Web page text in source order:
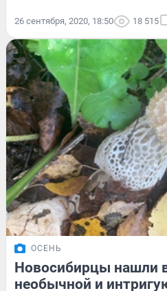
26 сентября, 2020, 18:50 18 515
ОСЕНЬ
Новосибирцы нашли
необычной и